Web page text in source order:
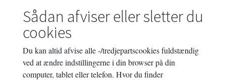
Sådan afviser eller sletter du
cookies
Du kan altid afvise alle -/tredjepartscookies fuldstændig
ved at ændre indstillingerne i din browser på din
computer, tablet eller telefon. Hvor du finder